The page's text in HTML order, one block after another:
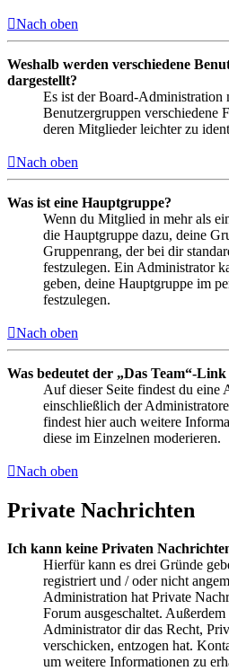
Nach oben
Weshalb werden verschiedene
dargestellt?
Es ist der Board-Administration
Benutzergruppen verschiedene
deren Mitglieder leichter zu
Nach oben
Was ist eine Hauptgruppe?
Wenn du Mitglied in mehr als
die Hauptgruppe dazu, deine
Gruppenrang, der bei dir
festzulegen. Ein Administrator
geben, deine Hauptgruppe im
festzulegen.
Nach oben
Was bedeutet der „Das Team“-
Auf dieser Seite findest du eine
einschließlich der
findest hier auch weitere
diese im Einzelnen moderieren.
Nach oben
Private Nachrichten
Ich kann keine Privaten
Hierfür kann es drei Gründe
registriert und / oder nicht
Administration hat Private
Forum ausgeschaltet.
Administrator dir das Recht,
verschicken, entzogen hat.
um weitere Informationen zu